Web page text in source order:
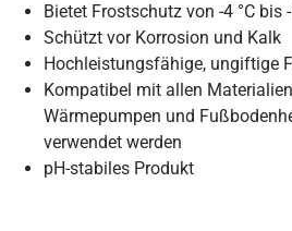
Bietet Frostschutz von -4 °C bis -
Schützt vor Korrosion und Kalk
Hochleistungsfähige, ungiftige
Kompatibel mit allen
Wärmepumpen und
verwendet werden
pH-stabiles Produkt